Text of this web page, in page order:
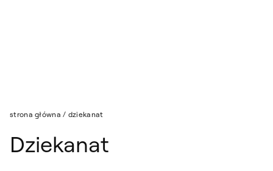
strona główna / dziekanat
Dziekanat